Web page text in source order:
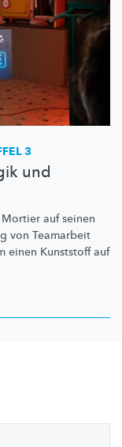
3
und
auf seinen
von Teamarbeit
einen Kunststoff auf